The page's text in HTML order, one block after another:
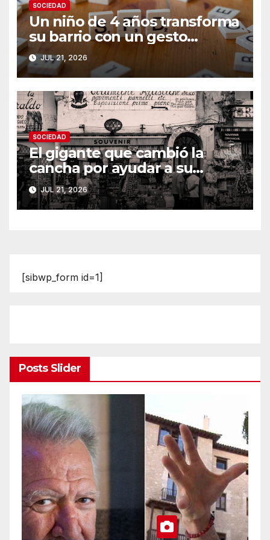
SOCIEDAD
Un niño de 4 años transforma
su barrio con un gesto
inesperado
JUL 21, 2026
SOCIEDAD
El gigante que cambió la
cancha por ayudar a su
comunidad
JUL 21, 2026
[sibwp_form id=1]
Posts Slider